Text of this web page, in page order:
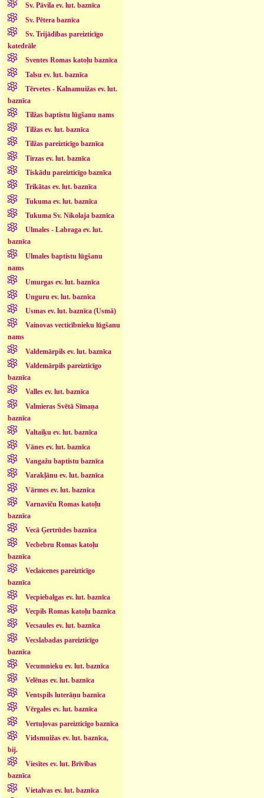
Sv. Pāvila ev. lut. baznīca
Sv. Pētera baznīca
Sv. Trijādības pareizticīgo
katedrāle
Sventes Romas katoļu baznīca
Talsu ev. lut. baznīca
Tērvetes - Kalnamuižas ev. lut.
baznīca
Tilžas baptistu lūgšanu nams
Tilžas ev. lut. baznīca
Tilžas pareizticīgo baznīca
Tirzas ev. lut. baznīca
Tiskādu pareizticīgo baznīca
Trikātas ev. lut. baznīca
Tukuma ev. lut. baznīca
Tukuma Sv. Nikolaja baznīca
Ulmales - Labraga ev. lut.
baznīca
Ulmales baptistu lūgšanu
nams
Umurgas ev. lut. baznīca
Unguru ev. lut. baznīca
Usmas ev. lut. baznīca (Usmā)
Vainovas vecticībnieku lūgšanu
nams
Valdemārpils ev. lut. baznīca
Valdemārpils pareizticīgo
baznīca
Valles ev. lut. baznīca
Valmieras Svētā Sīmaņa
baznīca
Valtaiķu ev. lut. baznīca
Vānes ev. lut. baznīca
Vangažu baptistu baznīca
Varakļānu ev. lut. baznīca
Vārmes ev. lut. baznīca
Varnaviču Romas katoļu
baznīca
Vecā Ģertrūdes baznīca
Vecbebru Romas katoļu
baznīca
Veclaicenes pareizticīgo
baznīca
Vecpiebalgas ev. lut. baznīca
Vecpils Romas katoļu baznīca
Vecsaules ev. lut. baznīca
Vecslabadas pareizticīgo
baznīca
Vecumnieku ev. lut. baznīca
Velēnas ev. lut. baznīca
Ventspils luterāņu baznīca
Vērgales ev. lut. baznīca
Vertuļovas pareizticīgo baznīca
Vidsmuižas ev. lut. baznīca,
bij.
Viesītes ev. lut. Brīvības
baznīca
Vietalvas ev. lut. baznīca